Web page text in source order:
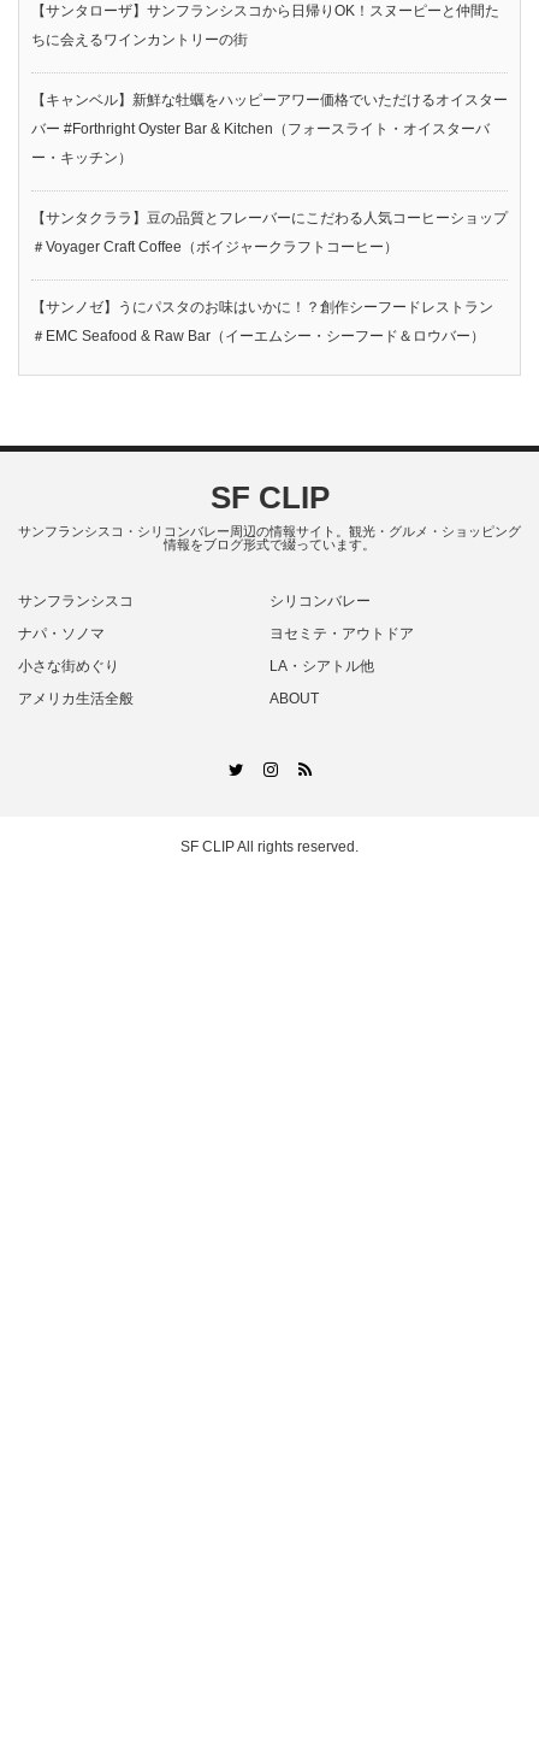
【サンタローザ】サンフランシスコから日帰りOK！スヌーピーと仲間た
ちに会えるワインカントリーの街
【キャンベル】新鮮な牡蠣をハッピーアワー価格でいただけるオイスター
バー #Forthright Oyster Bar & Kitchen（フォースライト・オイスターバ
ー・キッチン）
【サンタクララ】豆の品質とフレーバーにこだわる人気コーヒーショップ
＃Voyager Craft Coffee（ボイジャークラフトコーヒー）
【サンノゼ】うにパスタのお味はいかに！？創作シーフードレストラン
＃EMC Seafood & Raw Bar（イーエムシー・シーフード＆ロウバー）
SF CLIP
サンフランシスコ・シリコンバレー周辺の情報サイト。観光・グルメ・ショッピング
情報をブログ形式で綴っています。
サンフランシスコ
シリコンバレー
ナパ・ソノマ
ヨセミテ・アウトドア
小さな街めぐり
LA・シアトル他
アメリカ生活全般
ABOUT
Twitter Instagram
SF CLIPAll rights reserved.